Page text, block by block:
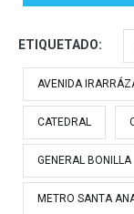
ETIQUETADO:
AVENIDA
CATEDRAL
GENERAL BONILLA
METRO SANTA